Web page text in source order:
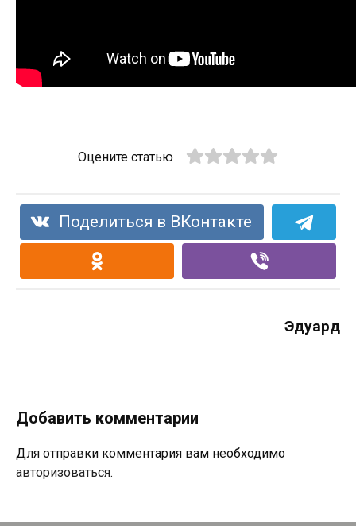
Оцените статью
Поделиться в ВКонтакте
Эдуард
Добавить комментарии
Для отправки комментария вам необходимо
авторизоваться.